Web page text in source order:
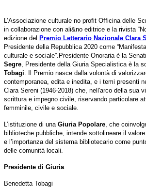
L’Associazione culturale no profit Officina delle
in collaborazione con ali&no editrice e la rivista
edizione del Premio Letterario Nazionale Clara
Presidente della Repubblica 2020 come
culturale e sociale”. Presidente Onoraria è la
Segre, Presidente della Giuria Specialistica è la
Tobagi.
Il Premio nasce dalla volontà di
contemporanea, edita e inedita, e i temi presenti
Clara Sereni (1946-2018) che, nell'arco della sua
scrittura e impegno civile, riservando particolare
femminile, civile e sociale.
L’istituzione di una Giuria Popolare, che
biblioteche pubbliche, intende sottolineare il
e l’importanza del sistema bibliotecario come
delle comunità locali.
Presidente di Giuria
Benedetta Tobagi